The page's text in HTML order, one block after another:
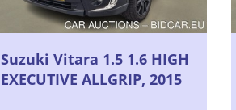
Suzuki Vitara 1.5 1.6 HIGH
EXECUTIVE ALLGRIP, 2015